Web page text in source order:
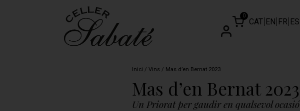
0
CAT EN FR ES
Inici / Vins / Mas d’en Bernat 2023
Mas d’en Bernat 2023
Un Priorat per gaudir en qualsevol ocasió